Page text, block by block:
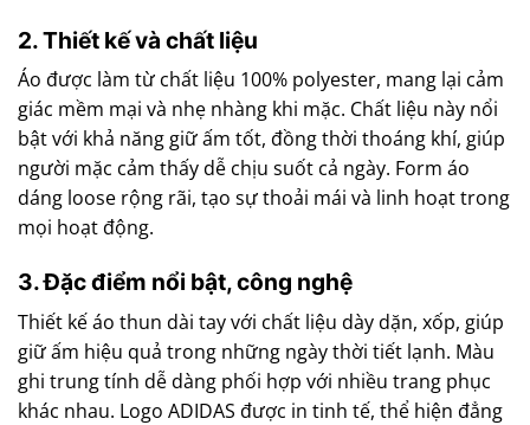
2. Thiết kế và chất liệu
Áo được làm từ chất liệu 100% polyester, mang lại cảm
giác mềm mại và nhẹ nhàng khi mặc. Chất liệu này nổi
bật với khả năng giữ ấm tốt, đồng thời thoáng khí, giúp
người mặc cảm thấy dễ chịu suốt cả ngày. Form áo
dáng loose rộng rãi, tạo sự thoải mái và linh hoạt trong
mọi hoạt động.
3. Đặc điểm nổi bật, công nghệ
Thiết kế áo thun dài tay với chất liệu dày dặn, xốp, giúp
giữ ấm hiệu quả trong những ngày thời tiết lạnh. Màu
ghi trung tính dễ dàng phối hợp với nhiều trang phục
khác nhau. Logo ADIDAS được in tinh tế, thể hiện đẳng